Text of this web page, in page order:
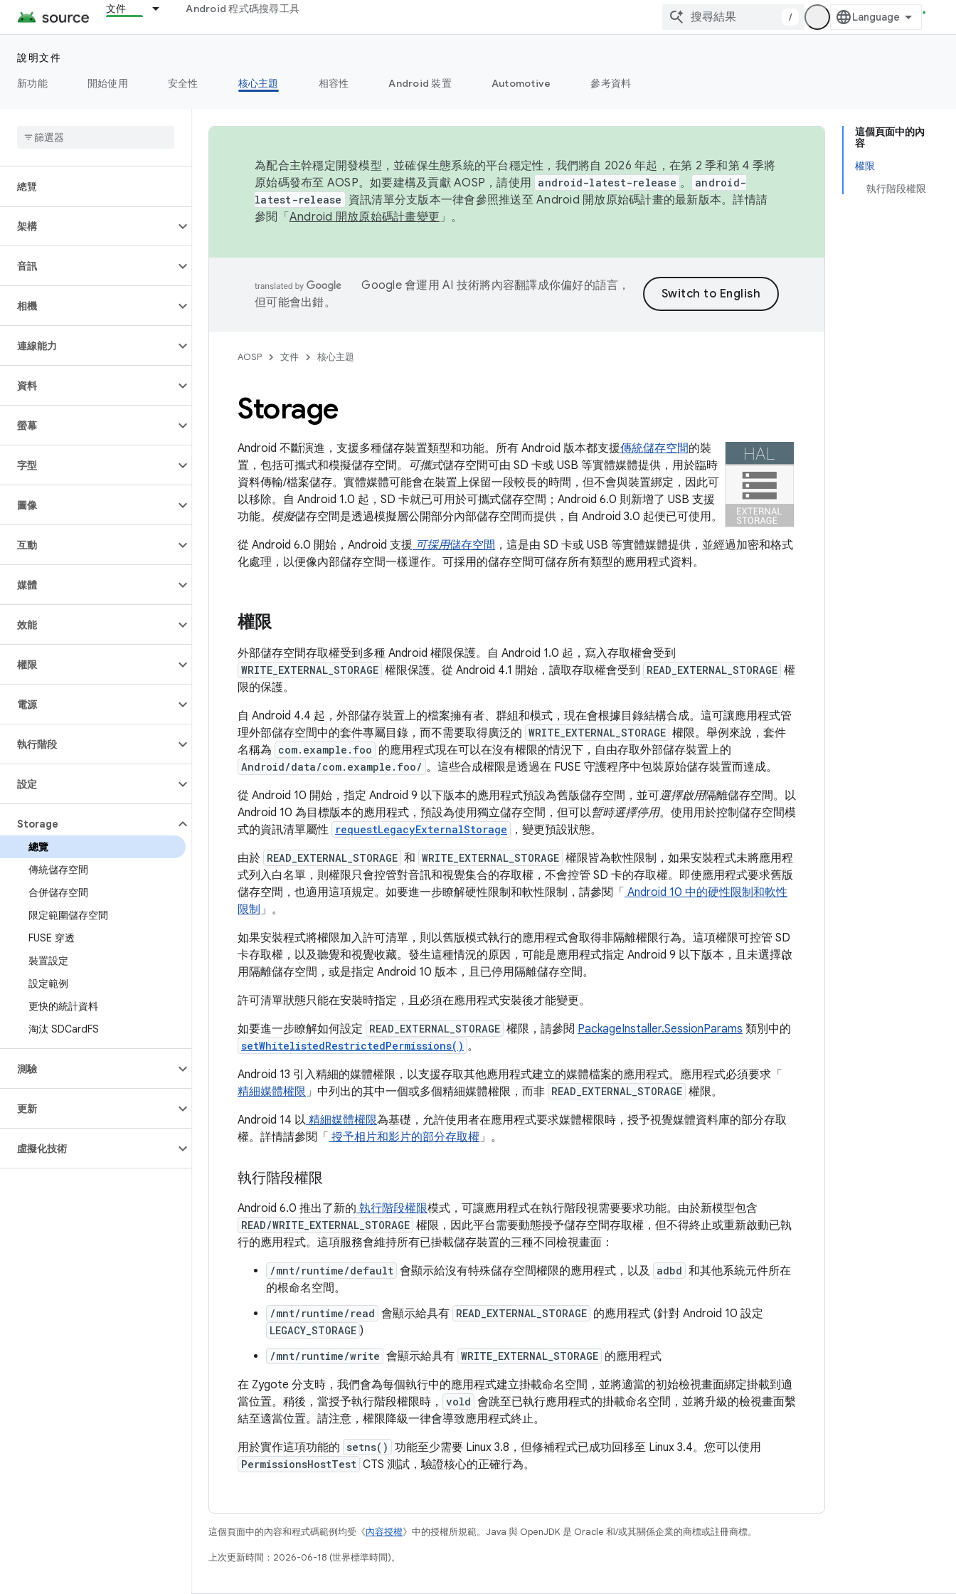
文件 Android 程式碼搜尋工具
/
說明文件
新功能
開始使用 安全性 核心主題 相容性 Android 裝置 Automotive 參考資料
總覽
架構
音訊
相機
連線能力
資料
螢幕
字型
圖像
互動
媒體
效能
權限
電源
執行階段
設定
Storage
總覽
傳統儲存空間
合併儲存空間
限定範圍儲存空間
FUSE 穿透
裝置設定
設定範例
更快的統計資料
淘汰 SDCardFS
測驗
更新
虛擬化技術
這個頁面中的內
容
權限
執行階段權限
為配合主幹穩定開發模型，並確保生態系統的平台穩定性，我們將自 2026 年起，在第 2 季和第 4 季將
原始碼發布至 AOSP。如要建構及貢獻 AOSP，請使用 android-latest-release 。
android-
latest-release
資訊清單分支版本一律會參照推送至 Android 開放原始碼計畫的最新版本。詳情請
參閱「 Android 開放原始碼計畫變更 」。
Google 會運用 AI 技術將內容翻譯成你偏好的語言，
但可能會出錯。
AOSP 文件 核心主題
Storage
Android 不斷演進，支援多種儲存裝置類型和功能。所有 Android 版本都支援傳統儲存空間的裝
置，包括可攜式和模擬儲存空間。
可攜式儲存空間可由 SD 卡或 USB 等實體媒體提供，用於臨時
資料傳輸/檔案儲存。實體媒體可能會在裝置上保留一段較長的時間，但不會與裝置綁定，因此可
以移除。自 Android 1.0 起，SD 卡就已可用於可攜式儲存空間；Android 6.0 則新增了 USB 支援
功能。 模擬儲存空間是透過模擬層公開部分內部儲存空間而提供，自 Android 3.0 起便已可使用。
從 Android 6.0 開始，Android 支援 可採用儲存空間 ，這是由 SD 卡或 USB 等實體媒體提供，並經過加密和格式
化處理，以便像內部儲存空間一樣運作。可採用的儲存空間可儲存所有類型的應用程式資料。
權限
外部儲存空間存取權受到多種 Android 權限保護。自 Android 1.0 起，寫入存取權會受到
WRITE_EXTERNAL_STORAGE 權限保護。從 Android 4.1 開始，讀取存取權會受到 READ_EXTERNAL_STORAGE 權
限的保護。
自 Android 4.4 起，外部儲存裝置上的檔案擁有者、群組和模式，現在會根據目錄結構合成。這可讓應用程式管
理外部儲存空間中的套件專屬目錄，而不需要取得廣泛的 WRITE_EXTERNAL_STORAGE 權限。舉例來說，套件
名稱為 com.example.foo 的應用程式現在可以在沒有權限的情況下，自由存取外部儲存裝置上的
Android/data/com.example.foo/ 。這些合成權限是透過在 FUSE 守護程序中包裝原始儲存裝置而達成。
從 Android 10 開始，指定 Android 9 以下版本的應用程式預設為舊版儲存空間，並可選擇啟用隔離儲存空間。以
Android 10 為目標版本的應用程式，預設為使用獨立儲存空間，但可以暫時選擇停用。使用用於控制儲存空間模
式的資訊清單屬性 requestLegacyExternalStorage
，變更預設狀態。
由於 READ_EXTERNAL_STORAGE 和 WRITE_EXTERNAL_STORAGE 權限皆為軟性限制，如果安裝程式未將應用程
式列入白名單，則權限只會控管對音訊和視覺集合的存取權，不會控管 SD 卡的存取權。即使應用程式要求舊版
儲存空間，也適用這項規定。如要進一步瞭解硬性限制和軟性限制，請參閱「 Android 10 中的硬性限制和軟性
限制 」。
如果安裝程式將權限加入許可清單，則以舊版模式執行的應用程式會取得非隔離權限行為。這項權限可控管 SD
卡存取權，以及聽覺和視覺收藏。發生這種情況的原因，可能是應用程式指定 Android 9 以下版本，且未選擇啟
用隔離儲存空間，或是指定 Android 10 版本，且已停用隔離儲存空間。
許可清單狀態只能在安裝時指定，且必須在應用程式安裝後才能變更。
如要進一步瞭解如何設定 READ_EXTERNAL_STORAGE 權限，請參閱 PackageInstaller.SessionParams 類別中的
setWhitelistedRestrictedPermissions() 。
Android 13 引入精細的媒體權限，以支援存取其他應用程式建立的媒體檔案的應用程式。應用程式必須要求「
精細媒體權限」中列出的其中一個或多個精細媒體權限，而非 READ_EXTERNAL_STORAGE 權限。
Android 14 以 精細媒體權限為基礎，允許使用者在應用程式要求媒體權限時，授予視覺媒體資料庫的部分存取
權。詳情請參閱「 授予相片和影片的部分存取權」。
執行階段權限
Android 6.0 推出了新的 執行階段權限模式，可讓應用程式在執行階段視需要要求功能。由於新模型包含
READ/WRITE_EXTERNAL_STORAGE 權限，因此平台需要動態授予儲存空間存取權，但不得終止或重新啟動已執
行的應用程式。這項服務會維持所有已掛載儲存裝置的三種不同檢視畫面：
/mnt/runtime/default 會顯示給沒有特殊儲存空間權限的應用程式，以及 adbd 和其他系統元件所在
的根命名空間。
/mnt/runtime/read 會顯示給具有 READ_EXTERNAL_STORAGE 的應用程式 (針對 Android 10 設定
LEGACY_STORAGE )
/mnt/runtime/write 會顯示給具有 WRITE_EXTERNAL_STORAGE 的應用程式
在 Zygote 分支時，我們會為每個執行中的應用程式建立掛載命名空間，並將適當的初始檢視畫面綁定掛載到適
當位置。稍後，當授予執行階段權限時，
vold 會跳至已執行應用程式的掛載命名空間，並將升級的檢視畫面繫
結至適當位置。請注意，權限降級一律會導致應用程式終止。
用於實作這項功能的 setns() 功能至少需要 Linux 3.8，但修補程式已成功回移至 Linux 3.4。您可以使用
PermissionsHostTest CTS 測試，驗證核心的正確行為。
這個頁面中的內容和程式碼範例均受《內容授權》中的授權所規範。Java 與 OpenJDK 是 Oracle 和/或其關係企業的商標或註冊商標。
上次更新時間：2026-06-18 (世界標準時間)。